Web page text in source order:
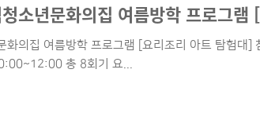
소년문화의집 여름방학 프로그
화의집 여름방학 프로그램 [요리조리 아트 탐험대
총 8회기 요...